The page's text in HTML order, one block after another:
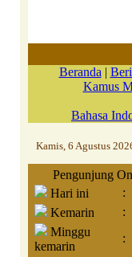
Beranda |
Kamus
Bahasa
Kamis, 6 Agustus
Pengunjung
Hari ini
:
Kemarin
:
Minggu
kemarin
: